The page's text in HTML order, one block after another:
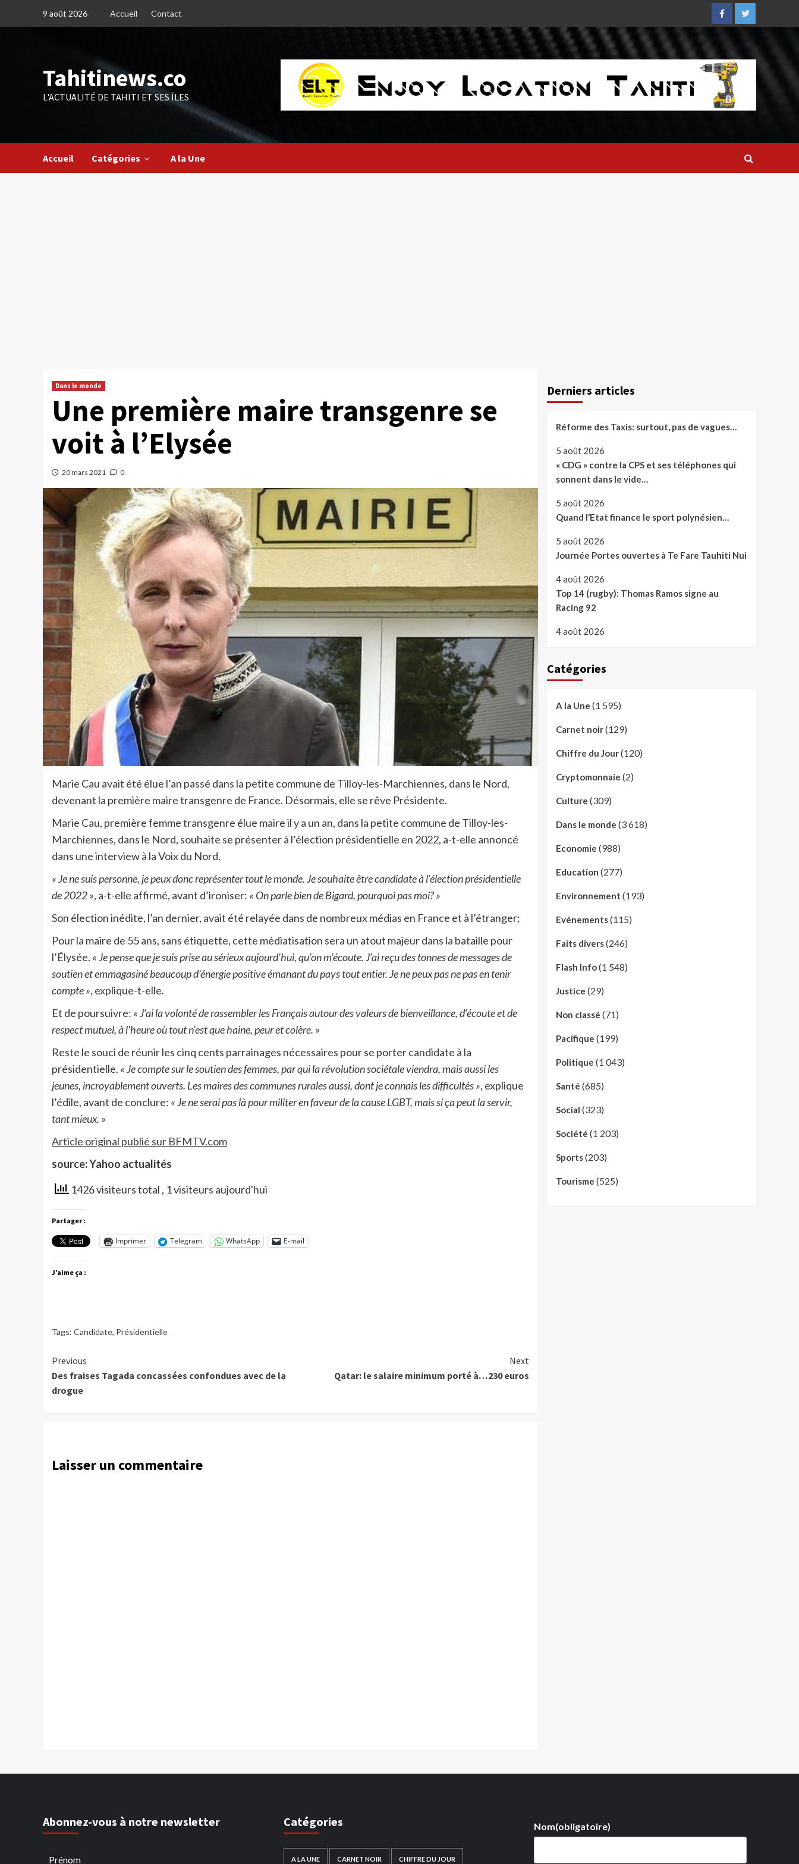
9 août 2026 Accueil Contact
FacebookTwitter
Tahitinews.co
L'ACTUALITÉ DE TAHITI ET SES ÎLES
Accueil Catégories A la Une
Dans le monde
Une première maire transgenre se
voit à l’Elysée
20 mars 2021 0
Marie Cau avait été élue l’an passé dans la petite commune de Tilloy-les-Marchiennes, dans le Nord,
devenant la première maire transgenre de France. Désormais, elle se rêve Présidente.
Marie Cau, première femme transgenre élue maire il y a un an, dans la petite commune de Tilloy-les-
Marchiennes, dans le Nord, souhaite se présenter à l’élection présidentielle en 2022, a-t-elle annoncé
dans une interview à la Voix du Nord.
« Je ne suis personne, je peux donc représenter tout le monde. Je souhaite être candidate à l’élection présidentielle
de 2022 », a-t-elle affirmé, avant d’ironiser: « On parle bien de Bigard, pourquoi pas moi? »
Son élection inédite, l’an dernier, avait été relayée dans de nombreux médias en France et à l’étranger;
Pour la maire de 55 ans, sans étiquette, cette médiatisation sera un atout majeur dans la bataille pour
l’Élysée. « Je pense que je suis prise au sérieux aujourd’hui, qu’on m’écoute. J’ai reçu des tonnes de messages de
soutien et emmagasiné beaucoup d’énergie positive émanant du pays tout entier. Je ne peux pas ne pas en tenir
compte », explique-t-elle.
Et de poursuivre: « J’ai la volonté de rassembler les Français autour des valeurs de bienveillance, d’écoute et de
respect mutuel, à l’heure où tout n’est que haine, peur et colère. »
Reste le souci de réunir les cinq cents parrainages nécessaires pour se porter candidate à la
présidentielle. « Je compte sur le soutien des femmes, par qui la révolution sociétale viendra, mais aussi les
jeunes, incroyablement ouverts. Les maires des communes rurales aussi, dont je connais les difficultés », explique
l’édile, avant de conclure: « Je ne serai pas là pour militer en faveur de la cause LGBT, mais si ça peut la servir,
tant mieux. »
Article original publié sur BFMTV.com
source: Yahoo actualités
1426 visiteurs total , 1 visiteurs aujourd'hui
Partager :
Imprimer Telegram WhatsApp E-mail
J’aime ça :
Tags: Candidate, Présidentielle
Continue
Reading
Previous
Des fraises Tagada concassées confondues avec de la
drogue
Next
Qatar: le salaire minimum porté à…230 euros
Laisser un commentaire
Derniers articles
Réforme des Taxis: surtout, pas de vagues…
5 août 2026
« CDG » contre la CPS et ses téléphones qui
sonnent dans le vide…
5 août 2026
Quand l’Etat finance le sport polynésien…
5 août 2026
Journée Portes ouvertes à Te Fare Tauhiti Nui
4 août 2026
Top 14 (rugby): Thomas Ramos signe au
Racing 92
4 août 2026
Catégories
A la Une (1 595)
Carnet noir(129)
Chiffre du Jour(120)
Cryptomonnaie (2)
Culture (309)
Dans le monde (3 618)
Economie (988)
Education (277)
Environnement (193)
Evénements(115)
Faits divers(246)
Flash Info(1 548)
Justice (29)
Non classé (71)
Pacifique (199)
Politique (1 043)
Santé (685)
Social (323)
Société (1 203)
Sports(203)
Tourisme (525)
Abonnez-vous à notre newsletter
Prénom
Catégories
A LA UNE CARNET NOIR CHIFFRE DU JOUR
Nom(obligatoire)